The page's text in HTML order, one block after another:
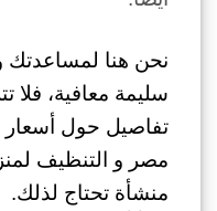
نحن هنا
سليمة معافية، فلا
تفاصيل حول أسعار
مصر و التنظيف
منشأة تحتاج لذلك.